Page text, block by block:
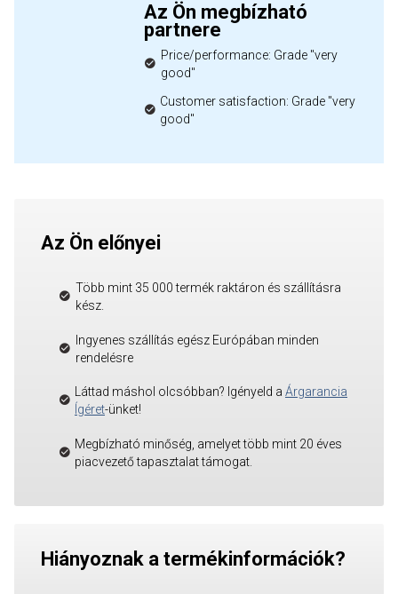
Az Ön megbízható
partnere
Price/performance: Grade "very
good"
Customer satisfaction: Grade "very
good"
Az Ön előnyei
Több mint 35 000 termék raktáron és szállításra
kész.
Ingyenes szállítás egész Európában minden
rendelésre
Láttad máshol olcsóbban? Igényeld a Árgarancia
Ígéret-ünket!
Megbízható minőség, amelyet több mint 20 éves
piacvezető tapasztalat támogat.
Hiányoznak a termékinformációk?